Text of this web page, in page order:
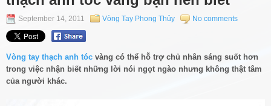
September 14, 2011 Vòng Tay Phong Thủy No comments
Vòng tay thạch anh tóc vàng có thể hỗ trợ chủ nhân sáng suốt hơn
trong việc nhận biết những lời nói ngọt ngào nhưng không thật tâm
của người khác.